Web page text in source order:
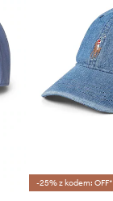
-25% z kodem: OFF*